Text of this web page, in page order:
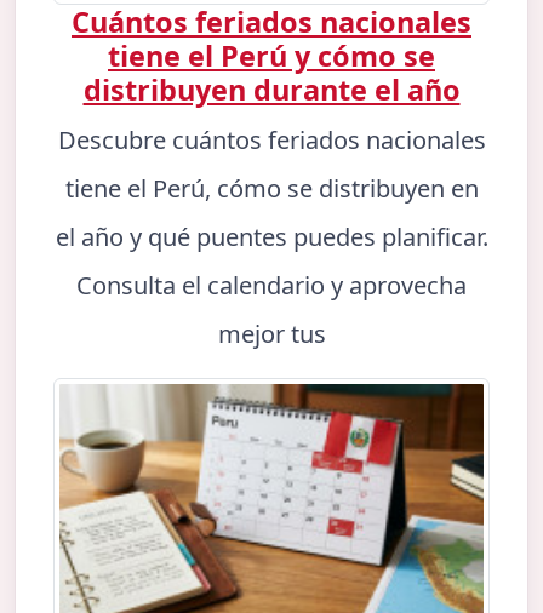
Cuántos feriados nacionales
tiene el Perú y cómo se
distribuyen durante el año
Descubre cuántos feriados nacionales
tiene el Perú, cómo se distribuyen en
el año y qué puentes puedes planificar.
Consulta el calendario y aprovecha
mejor tus